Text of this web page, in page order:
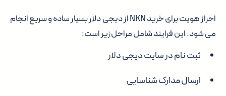
احراز هویت برای خرید NKN از دیجی دلار بسیار ساده و سریع انجام
می شود. این فرایند شامل مراحل زیر است:
ثبت نام در سایت دیجی دلار
ارسال مدارک شناسایی